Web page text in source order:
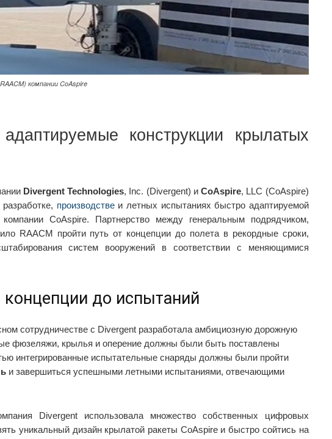
компании CoAspire
конструкции крылатых
Divergent Technologies, Inc. (Divergent) иCoAspire, LLC (CoAspire)
производствеи летных испытаниях быстро адаптируемой
CoAspire. Партнерство между генеральным подрядчиком,
RAACM пройти путь от концепции до полета в рекордные сроки,
систем вооружений в соответствии с меняющимися
концепции до испытаний
сотрудничестве с Divergent разработала амбициозную дорожную
фюзеляжи, крылья и оперение должны были быть поставлены
интегрированные испытательные снаряды должны были пройти
и завершиться успешными летными испытаниями, отвечающими
Divergent использовала множество собственных цифровых
уникальный дизайн крылатой ракеты CoAspire и быстро сойтись на